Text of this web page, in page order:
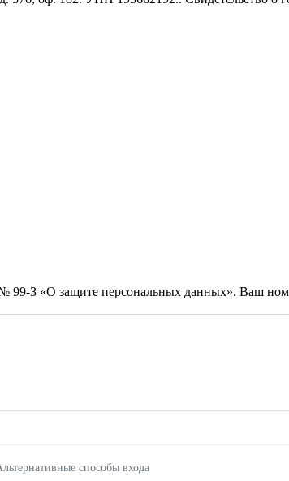
99-З «О защите персональных данных». Ваш
способы входа